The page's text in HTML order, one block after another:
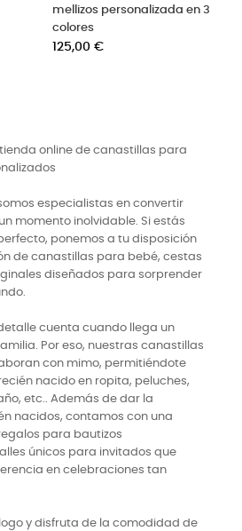
mellizos personalizada en 3
colores
Precio
125,00 €
tienda online de canastillas para
especialistas en convertir
momento inolvidable. Si estás
ponemos a tu disposición
de canastillas para bebé, cestas
diseñados para sorprender
cuenta cuando llega un
Por eso, nuestras canastillas
con mimo, permitiéndote
nacido en ropita, peluches,
etc.. Además de dar la
nacidos, contamos con una
para bautizos
únicos para invitados que
en celebraciones tan
y disfruta de la comodidad de